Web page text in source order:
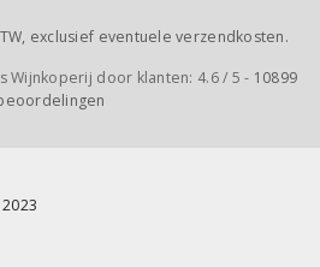
exclusief eventuele verzendkosten.
Wijnkoperij door klanten: 4.6/ 5 - 10899